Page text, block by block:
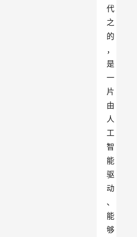
代
之
的
，
是
一
片
由
人
工
智
能
驱
动
、
能
够